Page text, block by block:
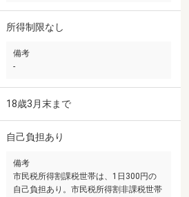
所得制限なし
備考
-
18歳3月末まで
自己負担あり
備考
市民税所得割課税世帯は、1日300円の
自己負担あり。市民税所得割非課税世帯